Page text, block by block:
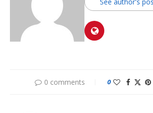
0 comments 0